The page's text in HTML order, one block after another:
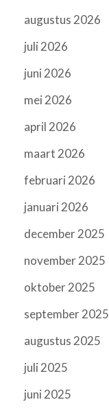
augustus 2026
juli 2026
juni 2026
mei 2026
april 2026
maart 2026
februari 2026
januari 2026
december 2025
november 2025
oktober 2025
september 2025
augustus 2025
juli 2025
juni 2025